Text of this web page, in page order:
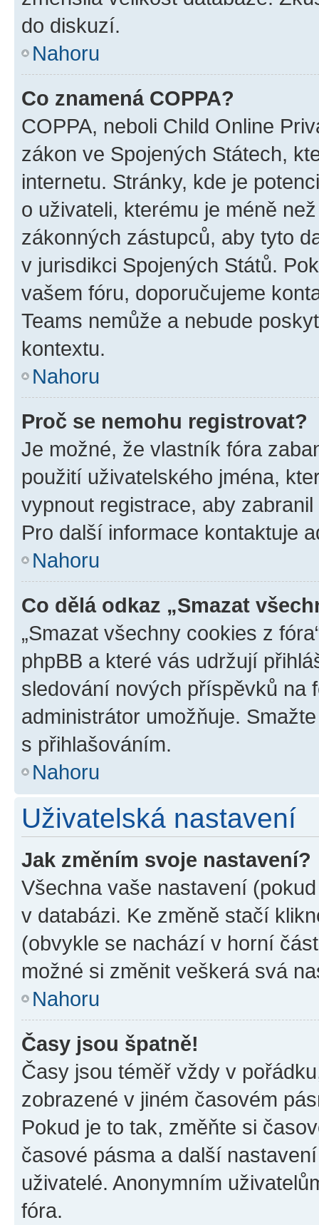
do diskuzí.
Nahoru
Co znamená COPPA?
COPPA, neboli Child Online
zákon ve Spojených Státech,
internetu. Stránky, kde je
o uživateli, kterému je méně
zákonných zástupců, aby tyto
v jurisdikci Spojených Států.
vašem fóru, doporučujeme
Teams nemůže a nebude
kontextu.
Nahoru
Proč se nemohu registrovat?
Je možné, že vlastník fóra
použití uživatelského jména,
vypnout registrace, aby
Pro další informace kontaktuje
Nahoru
Co dělá odkaz „Smazat
„Smazat všechny cookies z
phpBB a které vás udržují
sledování nových příspěvků na
administrátor umožňuje.
s přihlašováním.
Nahoru
Uživatelská nastavení
Jak změním svoje nastavení?
Všechna vaše nastavení
v databázi. Ke změně stačí
(obvykle se nachází v horní
možné si změnit veškerá svá
Nahoru
Časy jsou špatně!
Časy jsou téměř vždy v
zobrazené v jiném časovém
Pokud je to tak, změňte si
časové pásma a další
uživatelé. Anonymním
fóra.